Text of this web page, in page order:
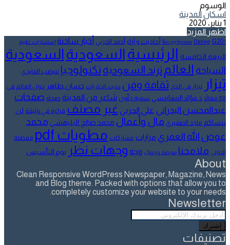
الوسوم
اسكان المدينة
1 يناير، 2020
اظهر المزيد
! Без рубрики
Dating G20 أحاديث و آراء أحمد الحربي أخبار ساخنة إستشارات طبية
البيعة الخامسة الرئيسيةالسعوديةالسعودية
السياحة العالم ترند السعودية تكنولوجيا تنيضب الفايدي
تيزار تيزار في الحج ثقافة وفن حديث الذكريات حسان طاهر حول العالم في
80 مقالاً
د.فؤاد المغامسي سمية جلّون شاعر من المدينة صحة صفحات
عبدالمحسن البدراني علي الحربي غير مصنف قراءة في وثيقة لن
ننساكم ماجد الصقيري مال وأعمال محمد صالح البليهشي محمد
عوض الله العمري مزارات مشاركات مطويات pdf مفضلة
الاولى ملامحنا موضة وجمال وجه وجهات نظر يوم التأسيس
About
Clean Responsive WordPress Newspaper, Magazine, News
and Blog theme. Packed with options that allow you to
completely customize your website to your needs.
Newsletter
أدخل
بريدك
الإلكتروني
تصنيفات